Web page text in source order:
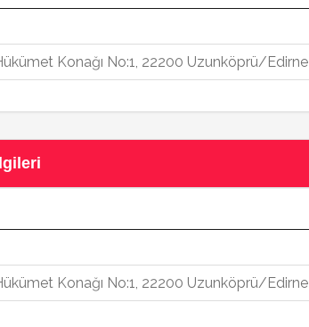
Konağı No:1, 22200 Uzunköprü/Edirne
Konağı No:1, 22200 Uzunköprü/Edirne